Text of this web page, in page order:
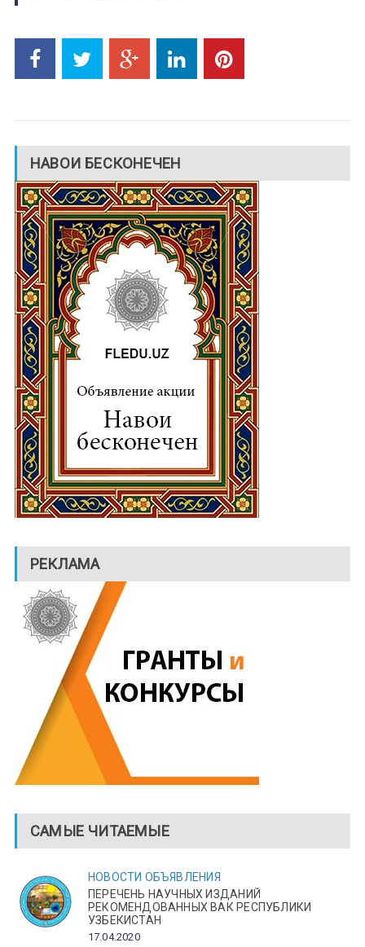
НАВОИ БЕСКОНЕЧЕН
РЕКЛАМА
САМЫЕ ЧИТАЕМЫЕ
НОВОСТИ ОБЪЯВЛЕНИЯ
ПЕРЕЧЕНЬ НАУЧНЫХ ИЗДАНИЙ
РЕКОМЕНДОВАННЫХ ВАК РЕСПУБЛИКИ
УЗБЕКИСТАН
17.04.2020